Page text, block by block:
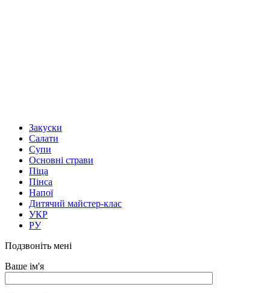
Закуски
Салати
Супи
Основні страви
Піца
Пінса
Напої
Дитячий майстер-клас
УКР
РУ
Подзвоніть мені
Ваше ім'я